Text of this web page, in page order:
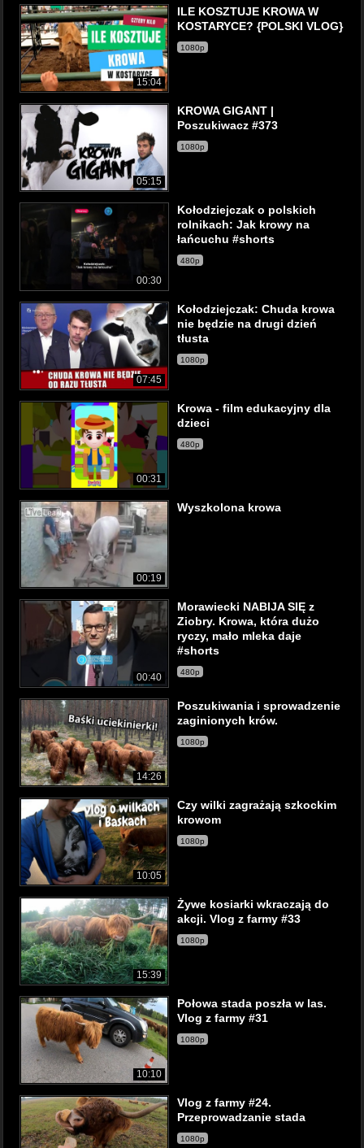
15:04
ILE KOSZTUJE KROWA W
KOSTARYCE? {POLSKI VLOG}
1080p
05:15
KROWA GIGANT |
Poszukiwacz #373
1080p
00:30
Kołodziejczak o polskich
rolnikach: Jak krowy na
łańcuchu #shorts
480p
07:45
Kołodziejczak: Chuda krowa
nie będzie na drugi dzień
tłusta
1080p
00:31
Krowa - film edukacyjny dla
dzieci
480p
00:19
Wyszkolona krowa
00:40
Morawiecki NABIJA SIĘ z
Ziobry. Krowa, która dużo
ryczy, mało mleka daje
#shorts
480p
14:26
Poszukiwania i sprowadzenie
zaginionych krów.
1080p
10:05
Czy wilki zagrażają szkockim
krowom
1080p
15:39
Żywe kosiarki wkraczają do
akcji. Vlog z farmy #33
1080p
10:10
Połowa stada poszła w las.
Vlog z farmy #31
1080p
Vlog z farmy #24.
Przeprowadzanie stada
1080p